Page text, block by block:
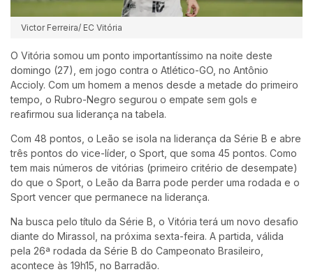
Victor Ferreira/ EC Vitória
O Vitória somou um ponto importantíssimo na noite deste
domingo (27), em jogo contra o Atlético-GO, no Antônio
Accioly. Com um homem a menos desde a metade do primeiro
tempo, o Rubro-Negro segurou o empate sem gols e
reafirmou sua liderança na tabela.
Com 48 pontos, o Leão se isola na liderança da Série B e abre
três pontos do vice-líder, o Sport, que soma 45 pontos. Como
tem mais números de vitórias (primeiro critério de desempate)
do que o Sport, o Leão da Barra pode perder uma rodada e o
Sport vencer que permanece na liderança.
Na busca pelo título da Série B, o Vitória terá um novo desafio
diante do Mirassol, na próxima sexta-feira. A partida, válida
pela 26ª rodada da Série B do Campeonato Brasileiro,
acontece às 19h15, no Barradão.